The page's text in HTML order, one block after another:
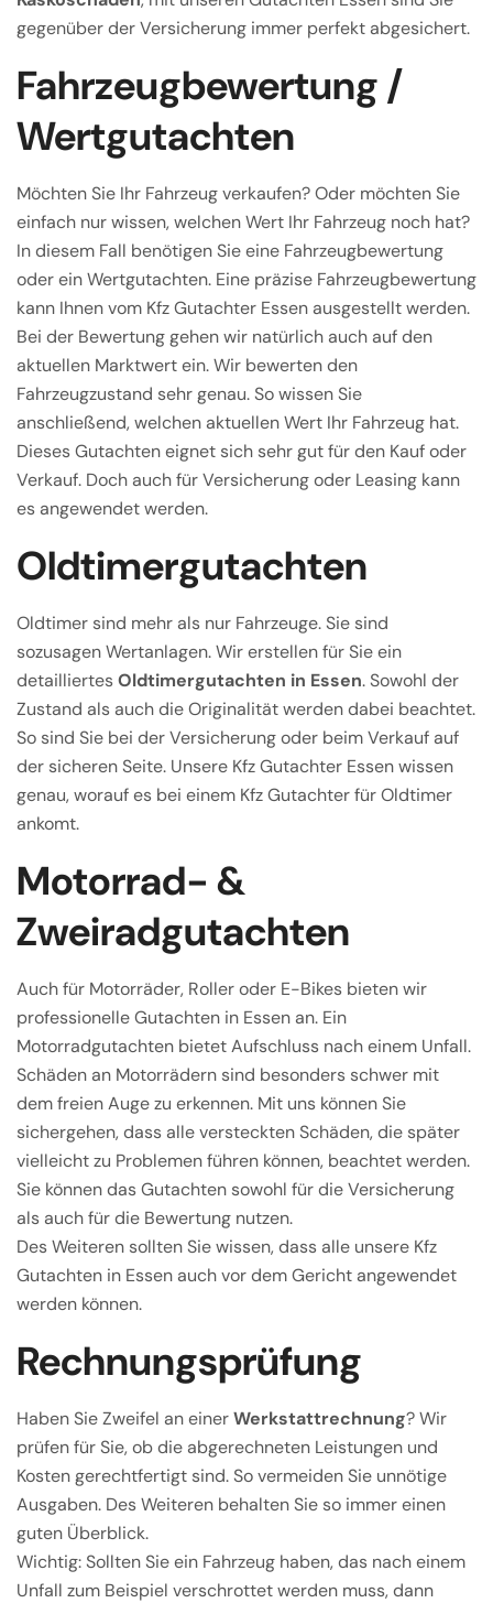
gegenüber der Versicherung immer perfekt abgesichert.
Fahrzeugbewertung /
Wertgutachten
Möchten Sie Ihr Fahrzeug verkaufen? Oder möchten Sie
einfach nur wissen, welchen Wert Ihr Fahrzeug noch hat?
In diesem Fall benötigen Sie eine Fahrzeugbewertung
oder ein Wertgutachten. Eine präzise Fahrzeugbewertung
kann Ihnen vom Kfz Gutachter Essen ausgestellt werden.
Bei der Bewertung gehen wir natürlich auch auf den
aktuellen Marktwert ein. Wir bewerten den
Fahrzeugzustand sehr genau. So wissen Sie
anschließend, welchen aktuellen Wert Ihr Fahrzeug hat.
Dieses Gutachten eignet sich sehr gut für den Kauf oder
Verkauf. Doch auch für Versicherung oder Leasing kann
es angewendet werden.
Oldtimergutachten
Oldtimer sind mehr als nur Fahrzeuge. Sie sind
sozusagen Wertanlagen. Wir erstellen für Sie ein
detailliertesOldtimergutachten in Essen. Sowohl der
Zustand als auch die Originalität werden dabei beachtet.
So sind Sie bei der Versicherung oder beim Verkauf auf
der sicheren Seite. Unsere Kfz Gutachter Essen wissen
genau, worauf es bei einem Kfz Gutachter für Oldtimer
ankomt.
Motorrad- &
Zweiradgutachten
Auch für Motorräder, Roller oder E-Bikes bieten wir
professionelle Gutachten in Essen an. Ein
Motorradgutachten bietet Aufschluss nach einem Unfall.
Schäden an Motorrädern sind besonders schwer mit
dem freien Auge zu erkennen. Mit uns können Sie
sichergehen, dass alle versteckten Schäden, die später
vielleicht zu Problemen führen können, beachtet werden.
Sie können das Gutachten sowohl für die Versicherung
als auch für die Bewertung nutzen.
Des Weiteren sollten Sie wissen, dass alle unsere Kfz
Gutachten in Essen auch vor dem Gericht angewendet
werden können.
Rechnungsprüfung
Haben Sie Zweifel an einerWerkstattrechnung? Wir
prüfen für Sie, ob die abgerechneten Leistungen und
Kosten gerechtfertigt sind. So vermeiden Sie unnötige
Ausgaben. Des Weiteren behalten Sie so immer einen
guten Überblick.
Wichtig: Sollten Sie ein Fahrzeug haben, das nach einem
Unfall zum Beispiel verschrottet werden muss, dann